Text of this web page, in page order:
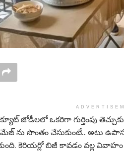
జోడీలలో ఒకరిగా గుర్తింపు
ను సొంతం చేసుకుంటే.. అటు
కెరియర్లో బిజీ కావడం వల్ల వివాహం